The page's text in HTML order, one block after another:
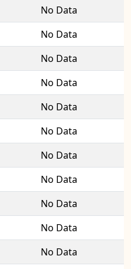
No Data
No Data
No Data
No Data
No Data
No Data
No Data
No Data
No Data
No Data
No Data